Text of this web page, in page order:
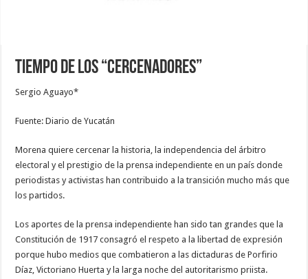
Tiempo de los “cercenadores”
Sergio Aguayo*
Fuente: Diario de Yucatán
Morena quiere cercenar la historia, la independencia del árbitro
electoral y el prestigio de la prensa independiente en un país donde
periodistas y activistas han contribuido a la transición mucho más que
los partidos.
Los aportes de la prensa independiente han sido tan grandes que la
Constitución de 1917 consagró el respeto a la libertad de expresión
porque hubo medios que combatieron a las dictaduras de Porfirio
Díaz, Victoriano Huerta y la larga noche del autoritarismo priista.